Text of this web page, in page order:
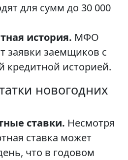
для сумм до 30 000
история. МФО
заявки заемщиков с
кредитной историей.
новогодних
ставки. Несмотря
ставка может
что в годовом